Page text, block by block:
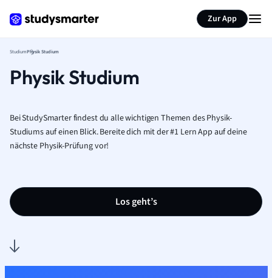
Zur App
StudiumPhysik Studium
Physik Studium
Bei StudySmarter findest du alle wichtigen Themen des Physik-
Studiums auf einen Blick. Bereite dich mit der #1 Lern App auf deine
nächste Physik-Prüfung vor!
Los geht’s